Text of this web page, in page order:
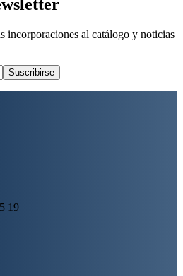
incorporaciones al catálogo y noticias
Suscribirse
19